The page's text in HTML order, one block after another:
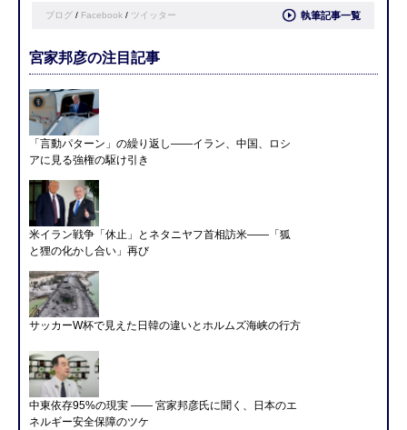
ブログ / Facebook / ツイッター 執筆記事一覧
宮家邦彦の注目記事
「言動パターン」の繰り返し――イラン、中国、ロシ
アに見る強権の駆け引き
米イラン戦争「休止」とネタニヤフ首相訪米――「狐
と狸の化かし合い」再び
サッカーW杯で見えた日韓の違いとホルムズ海峡の行方
中東依存95%の現実 ―― 宮家邦彦氏に聞く、日本のエ
ネルギー安全保障のツケ